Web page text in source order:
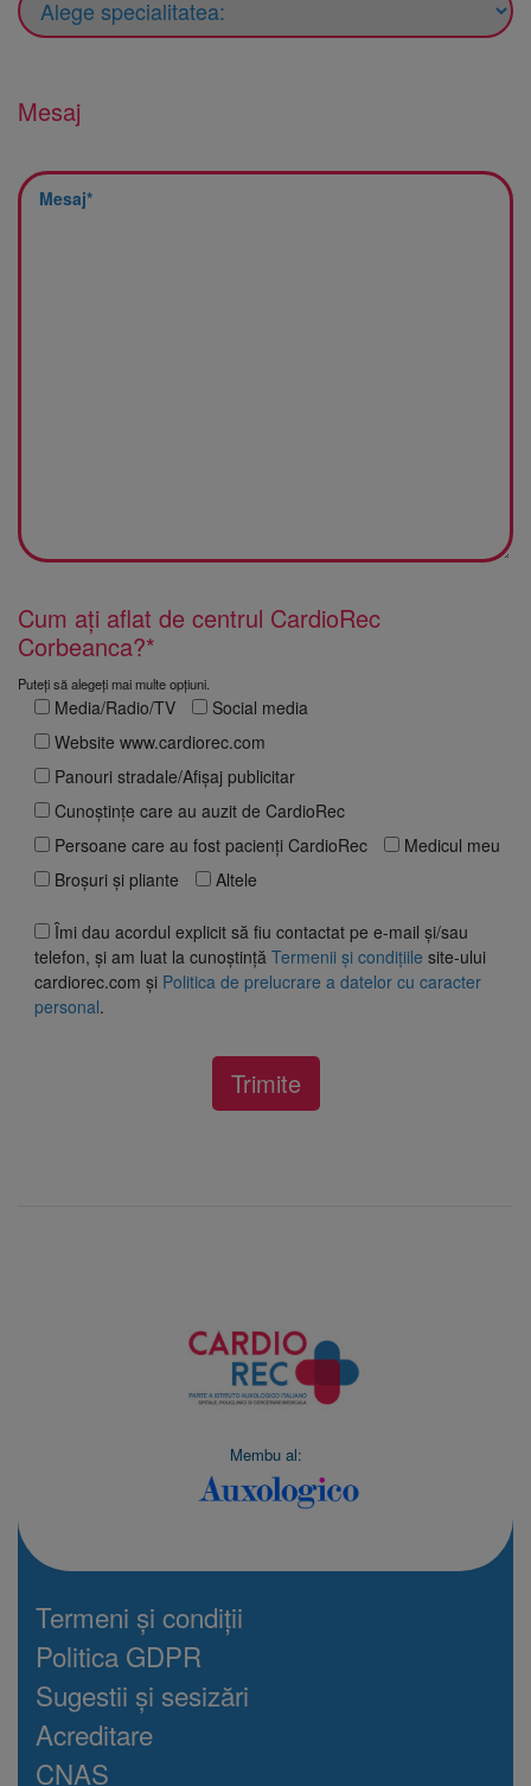
Mesaj
Cum ați aflat de centrul CardioRec
Corbeanca?*
Puteți să alegeți mai multe opțiuni.
Media/Radio/TV
Social media
Website www.cardiorec.com
Panouri stradale/Afișaj publicitar
Cunoștințe care au auzit de CardioRec
Persoane care au fost pacienți CardioRec
Medicul meu
Broșuri și pliante
Altele
Îmi dau acordul explicit să fiu contactat pe e-mail și/sau
telefon, și am luat la cunoștință Termenii și condițiile site-ului
cardiorec.com și Politica de prelucrare a datelor cu caracter
personal.
Membu al:
Termeni și condiții
Politica GDPR
Sugestii și sesizări
Acreditare
CNAS